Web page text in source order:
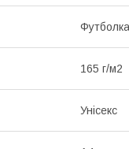
Футболка
165 г/м2
Унісекс